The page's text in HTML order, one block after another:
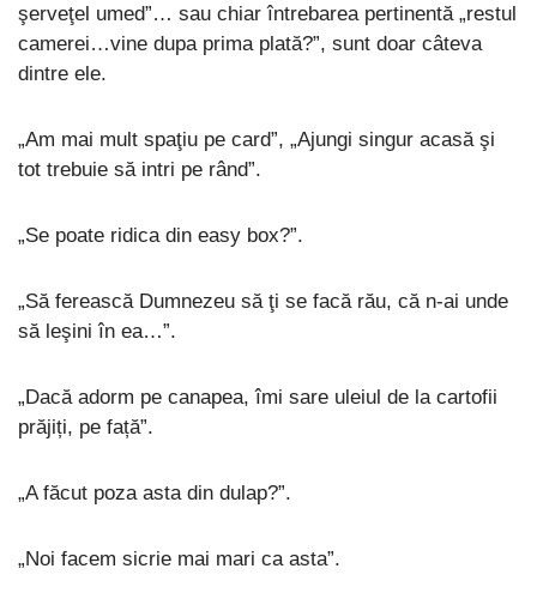
şerveţel umed”… sau chiar întrebarea pertinentă „restul
camerei…vine dupa prima plată?”, sunt doar câteva
dintre ele.
„Am mai mult spaţiu pe card”, „Ajungi singur acasă şi
tot trebuie să intri pe rând”.
„Se poate ridica din easy box?”.
„Să ferească Dumnezeu să ţi se facă rău, că n-ai unde
să leşini în ea…”.
„Dacă adorm pe canapea, îmi sare uleiul de la cartofii
prăjiți, pe față”.
„A făcut poza asta din dulap?”.
„Noi facem sicrie mai mari ca asta”.